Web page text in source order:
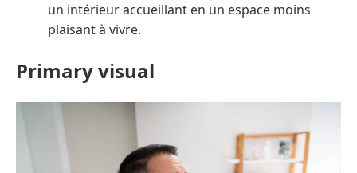
un intérieur accueillant en un espace moins
plaisant à vivre.
Primary visual